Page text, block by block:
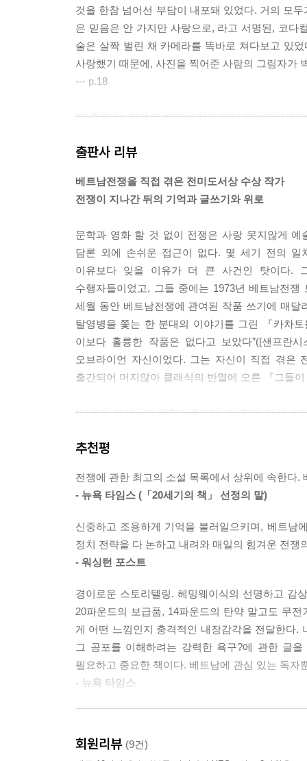
것을 한참 넘어선 부담이 내포돼 있었다. 거의 모
은 믿음은 안 가지만 사랑으로, 라고 서명된, 코다
술은 살짝 벌린 채 카메라를 똑바로 쳐다보고 있
사랑했기 때문에, 사진을 찍어준 사람의 그림자가
--- p.18
“마흔세 살, 전쟁은 반평생 전의 일이 되었으나
신이 있는 자리로 어떻게 다다랐는지 기억나지 않
--- p.55
행동하길 바랄 것이다. 정말이지 그것은 오래전
악당이 충분히 악하고 선인이 충분히 선하면─지
유산처럼 유한하게 주어지므로 그걸 절약의 자세
비하는 게 옳은 줄 알았던 것 같다. 위로가 되는
그것은 번번이 비겁해지는 사람에게 희망과 체면
--- pp.56-57
내 잠을 깨우는 건 이 이야기다. 나는 그날 산에서
이상한 반보를 내디디며 그늘에서 환한 햇살로
출판사 리뷰
베트남전쟁을 직접 겪은 전미도서상 수상 작가
전쟁이 지나간 뒤의 기억과 글쓰기와 위로
문학과 영화 할 것 없이 전쟁은 사랑 못지않게
담론 외에 손쉬운 접근이 없다. 몇 세기 전의 일
이유보다 잊을 이유가 더 큰 사건인 탓이다.
수행자들이었고, 그들 중에는 1973년 베트남전
세월 동안 베트남전쟁에 관여된 작품 쓰기에 매
탈영병을 쫓는 한 분대의 이야기를 그린 『카차
이보다 훌륭한 작품은 없다고 보았다”([샌프란
오브라이언 자신이었다. 그는 자신이 직접 겪은
출간되어 머지않아 클래식의 반열에 오른 『그들
“이것은 최상급의 문학작품이다. 이 책은 이런
-[시카고 선타임스]
『그들이 가지고 다닌 것들』은 책을 중요하게
노먼 메일러의 작품과 함께 꼭 언급되는 소설이
나서, 으레 전쟁소설에 기대하는 거창한 내러티
사색을 더해 신중하고 사려 깊게 그린다. 매일같
전쟁 이야기를 들려주는 법, 전쟁이 끝난 뒤 고
『그들이 가지고 다닌 것들』은 각 장이 단편처
이루는 장편소설이다. 팀 오브라이언은 어디까지
죽은 이들을 이야기 속에 되살려내 다시 만나는
들려준다.
추천평
전쟁에 관한 최고의 소설 목록에서 상위에 속한다
- 뉴욕 타임스 (「20세기의 책」 선정의 말)
신중하고 조용하게 기억을 불러일으키며, 베트남
정치 전략을 다 논하고 내려와 매일의 힘겨운 전
- 워싱턴 포스트
경이로운 스토리텔링. 헤밍웨이식의 선명하고 감
20파운드의 보급품, 14파운드의 탄약 말고도 무
게 어떤 느낌인지 충격적인 내장감각을 전달한다.
그 공포를 이해하려는 강력한 욕구?에 관한 글
필요하고 중요한 책이다. 베트남에 관심 있는 독
- 뉴욕 타임스
- 월스트리트 저널
회원리뷰 (9건)